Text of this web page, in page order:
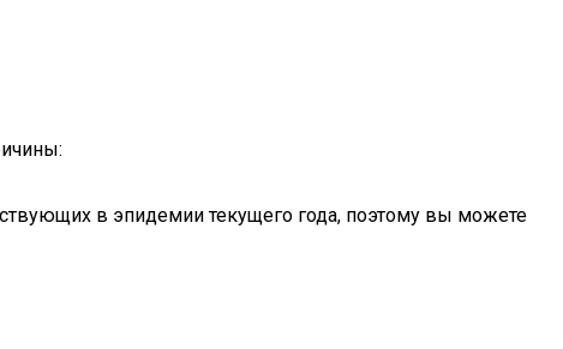
в эпидемии текущего года, поэтому вы можете